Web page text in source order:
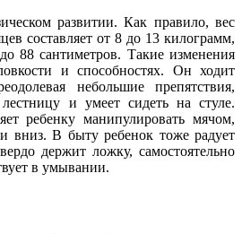
развитии. Как правило, вес
составляет от 8 до 13 килограмм,
88 сантиметров. Такие изменения
и способностях. Он ходит
небольшие препятствия,
и умеет сидеть на стуле.
ребенку манипулировать мячом,
вниз. В быту ребенок тоже радует
держит ложку, самостоятельно
в умывании.